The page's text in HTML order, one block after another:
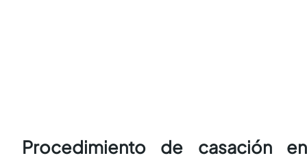
Procedimiento de casación en